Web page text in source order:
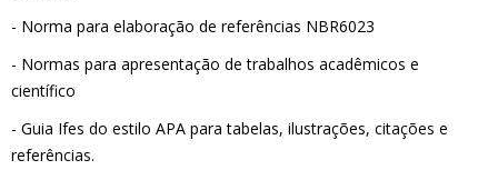
- Norma para elaboração de referências NBR6023
- Normas para apresentação de trabalhos acadêmicos e
científico
- Guia Ifes do estilo APA para tabelas, ilustrações, citações e
referências.